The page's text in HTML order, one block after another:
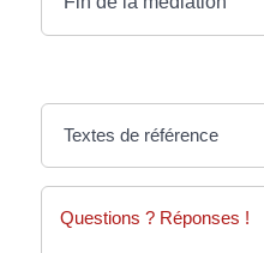
Textes de référence
Questions ? Réponses !